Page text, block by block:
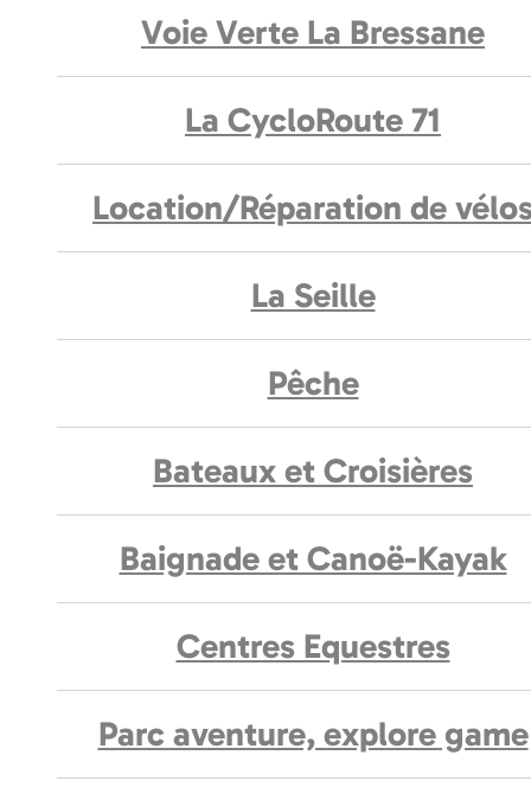
Voie Verte La Bressane
La CycloRoute 71
Location/Réparation de
La Seille
Pêche
Bateaux et Croisières
Baignade et Canoë-Kayak
Centres Equestres
Parc aventure, explore game